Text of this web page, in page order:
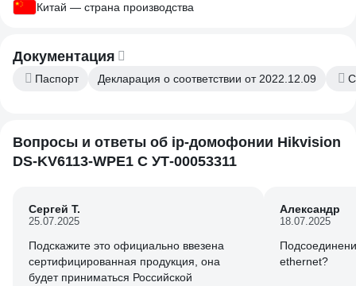
Китай — страна производства
Документация
Паспорт Декларация о соответствии от 2022.12.09
Вопросы и ответы об ip-домофонии Hikvision
DS-KV6113-WPE1 C УТ-00053311
Сергей Т.
25.07.2025
Подскажите это официально ввезена
сертифицированная продукция, она
будет приниматься Российской
Александр
18.07.2025
ethernet?